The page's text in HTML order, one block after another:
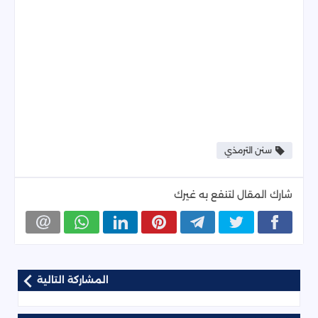
سنن الترمذي
شارك المقال لتنفع به غيرك
المشاركة التالية